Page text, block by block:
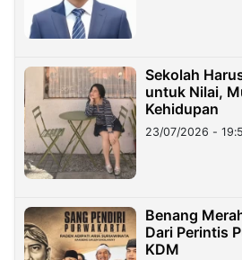
Sekolah
untuk Nilai,
Kehidupan
23/07/2026 -
Benang
Dari Perintis
KDM